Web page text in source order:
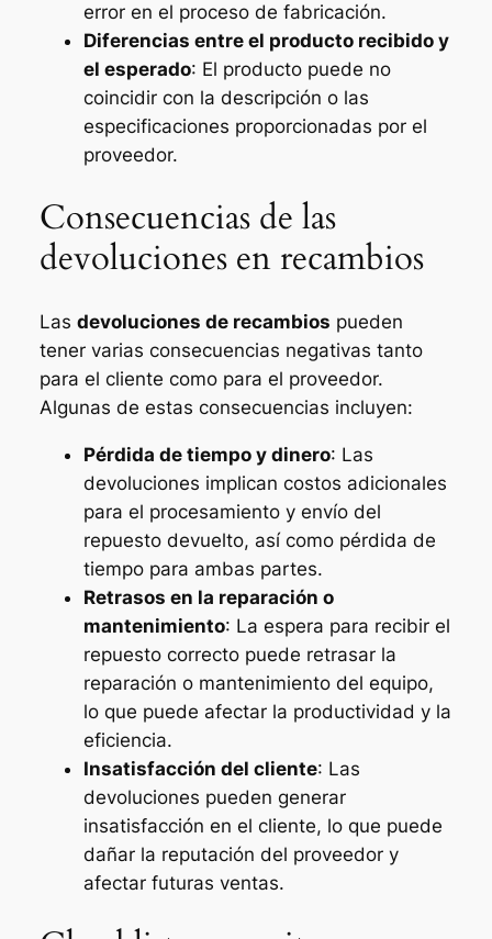
error en el proceso de fabricación.
Diferencias entre el producto recibido y
el esperado: El producto puede no
coincidir con la descripción o las
especificaciones proporcionadas por el
proveedor.
Consecuencias de las
devoluciones en recambios
Las devoluciones de recambios pueden
tener varias consecuencias negativas tanto
para el cliente como para el proveedor.
Algunas de estas consecuencias incluyen:
Pérdida de tiempo y dinero: Las
devoluciones implican costos adicionales
para el procesamiento y envío del
repuesto devuelto, así como pérdida de
tiempo para ambas partes.
Retrasos en la reparación o
mantenimiento: La espera para recibir el
repuesto correcto puede retrasar la
reparación o mantenimiento del equipo,
lo que puede afectar la productividad y la
eficiencia.
Insatisfacción del cliente: Las
devoluciones pueden generar
insatisfacción en el cliente, lo que puede
dañar la reputación del proveedor y
afectar futuras ventas.